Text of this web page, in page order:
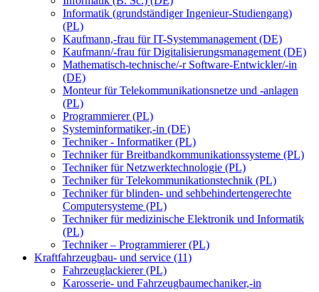
Informatik (grundständiger Ingenieur-Studiengang)
(PL)
Kaufmann,-frau für IT-Systemmanagement (DE)
Kaufmann/-frau für Digitalisierungsmanagement (DE)
Mathematisch-technische/-r Software-Entwickler/-in
(DE)
Monteur für Telekommunikationsnetze und -anlagen
(PL)
Programmierer (PL)
Systeminformatiker,-in (DE)
Techniker - Informatiker (PL)
Techniker für Breitbandkommunikationssysteme (PL)
Techniker für Netzwerktechnologie (PL)
Techniker für Telekommunikationstechnik (PL)
Techniker für blinden- und sehbehindertengerechte
Computersysteme (PL)
Techniker für medizinische Elektronik und Informatik
(PL)
Techniker – Programmierer (PL)
Kraftfahrzeugbau- und service (11)
Fahrzeuglackierer (PL)
Karosserie- und Fahrzeugbaumechaniker,-in